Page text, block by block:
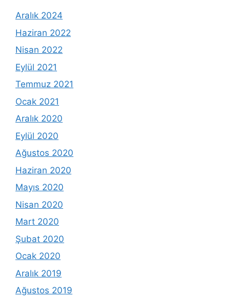
Aralık 2024
Haziran 2022
Nisan 2022
Eylül 2021
Temmuz 2021
Ocak 2021
Aralık 2020
Eylül 2020
Ağustos 2020
Haziran 2020
Mayıs 2020
Nisan 2020
Mart 2020
Şubat 2020
Ocak 2020
Aralık 2019
Ağustos 2019